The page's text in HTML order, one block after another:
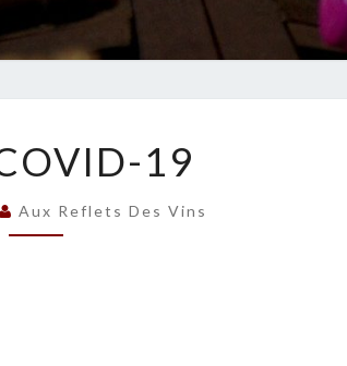
N
O
C
19
Aux Reflets Des Vins